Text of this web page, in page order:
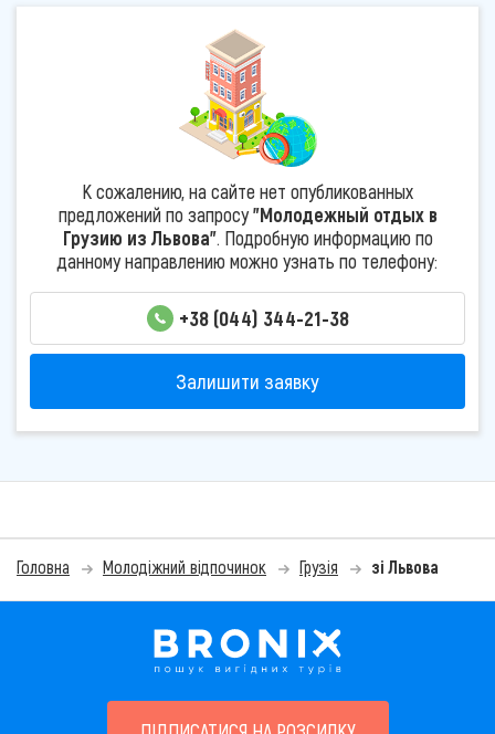
К сожалению, на сайте нет опубликованных
предложений по запросу"Молодежный отдых в
Грузию из Львова". Подробную информацию по
данному направлению можно узнать по телефону:
+38 (044) 344-21-38
Залишити заявку
Головна Молодіжний відпочинок Грузія зі Львова